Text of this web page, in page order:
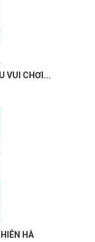
VUI CHƠI...
HÀ